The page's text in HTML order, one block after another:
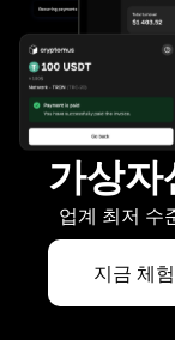
가상자
업계 최저 수
지금 체